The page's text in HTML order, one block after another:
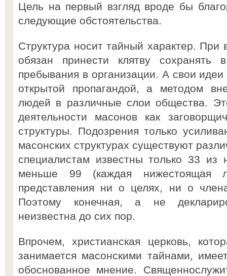
Цель на первый взгляд вроде бы
следующие обстоятельства.
Структура носит тайный характер. При
обязан принести клятву
пребывания в организации. А свои
открытой пропагандой, а методом
людей в различные слои общества.
деятельности масонов как
структуры. Подозрения только
масонских структурах существуют
специалистам известны только 33
меньше 99 (каждая нижестоящая
представления ни о целях, ни о
Поэтому конечная, а не
неизвестна до сих пор.
Впрочем, христианская церковь,
занимается масонскими тайнами,
обоснованное мнение.